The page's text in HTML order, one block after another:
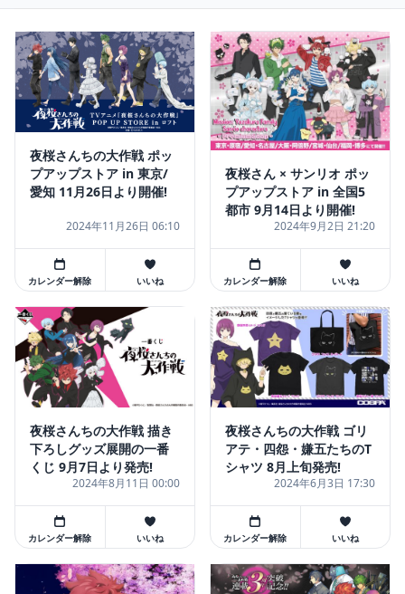
夜桜さんちの大作戦 ポッ
プアップストア in 東京/
愛知 11月26日より開催!
2024年11月26日 06:10
カレンダー解除 いいね
夜桜さん × サンリオ ポッ
プアップストア in 全国5
都市 9月14日より開催!
2024年9月2日 21:20
カレンダー解除 いいね
夜桜さんちの大作戦 描き
下ろしグッズ展開の一番
くじ 9月7日より発売!
2024年8月11日 00:00
カレンダー解除 いいね
夜桜さんちの大作戦 ゴリ
アテ・四怨・嫌五たちのT
シャツ 8月上旬発売!
2024年6月3日 17:30
カレンダー解除 いいね